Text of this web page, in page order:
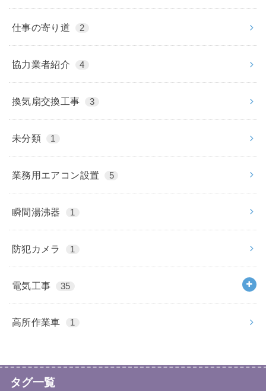
仕事の寄り道 2
協力業者紹介 4
換気扇交換工事 3
未分類 1
業務用エアコン設置 5
瞬間湯沸器 1
防犯カメラ 1
電気工事 35
高所作業車 1
タグ一覧